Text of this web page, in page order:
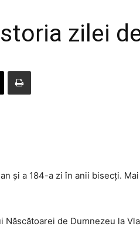
zilei
și a 184-a zi în anii bisecți.
de Dumnezeu la